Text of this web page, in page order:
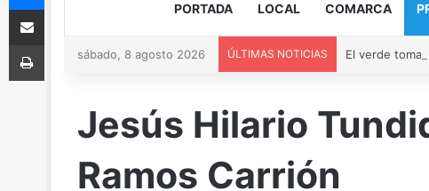
PORTADA LOCAL COMARCA
sábado, 8 agosto 2026 ÚLTIMAS NOTICIAS
Jesús Hilario
Ramos Carrión
Compartir via Email